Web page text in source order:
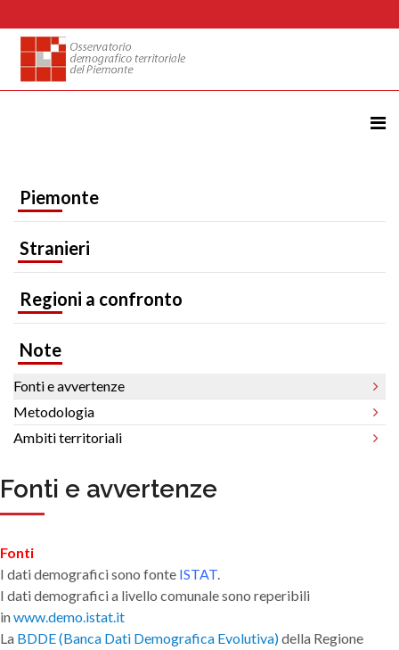
Piemonte
Stranieri
Regioni a confronto
Note
Fonti e avvertenze
Metodologia
Ambiti territoriali
Fonti e avvertenze
Fonti
I dati demografici sono fonte ISTAT.
I dati demografici a livello comunale sono reperibili
inwww.demo.istat.it
La BDDE (Banca Dati Demografica Evolutiva)della Regione